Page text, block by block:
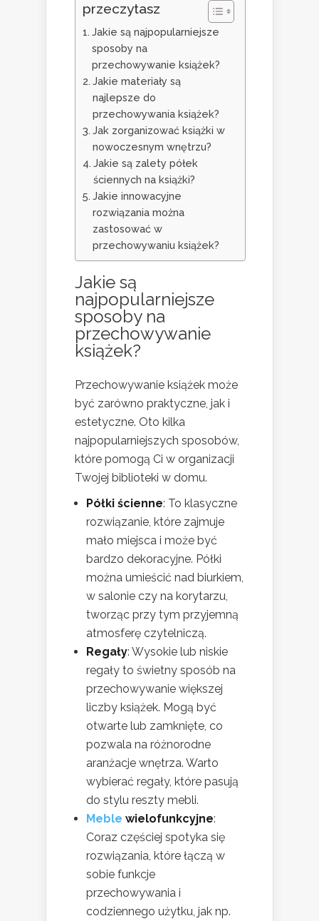
przeczytasz
Jakie są najpopularniejsze
sposoby na
przechowywanie książek?
Jakie materiały są
najlepsze do
przechowywania książek?
Jak zorganizować książki w
nowoczesnym wnętrzu?
Jakie są zalety półek
ściennych na książki?
Jakie innowacyjne
rozwiązania można
zastosować w
przechowywaniu książek?
Jakie są
najpopularniejsze
sposoby na
przechowywanie
książek?
Przechowywanie książek może
być zarówno praktyczne, jak i
estetyczne. Oto kilka
najpopularniejszych sposobów,
które pomogą Ci w organizacji
Twojej biblioteki w domu.
Półki ścienne: To klasyczne
rozwiązanie, które zajmuje
mało miejsca i może być
bardzo dekoracyjne. Półki
można umieścić nad biurkiem,
w salonie czy na korytarzu,
tworząc przy tym przyjemną
atmosferę czytelniczą.
Regały: Wysokie lub niskie
regały to świetny sposób na
przechowywanie większej
liczby książek. Mogą być
otwarte lub zamknięte, co
pozwala na różnorodne
aranżacje wnętrza. Warto
wybierać regały, które pasują
do stylu reszty mebli.
Meble wielofunkcyjne:
Coraz częściej spotyka się
rozwiązania, które łączą w
sobie funkcje
przechowywania i
codziennego użytku, jak np.